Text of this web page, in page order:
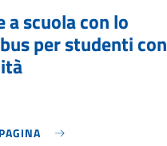
a scuola con lo
per studenti con